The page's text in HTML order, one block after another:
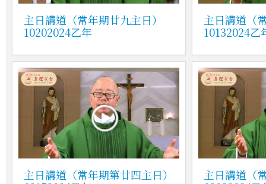
主日講道（常年期廿九主日）
10202024乙年
主日講道（
10132024乙
主日講道（常年期第廿四主日）
主日講道（